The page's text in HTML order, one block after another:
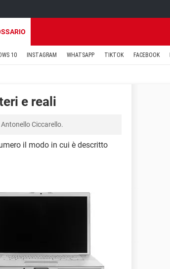
10 INSTAGRAM WHATSAPP TIKTOK FACEBOOK
e reali
Ciccarello.
il modo in cui è descritto